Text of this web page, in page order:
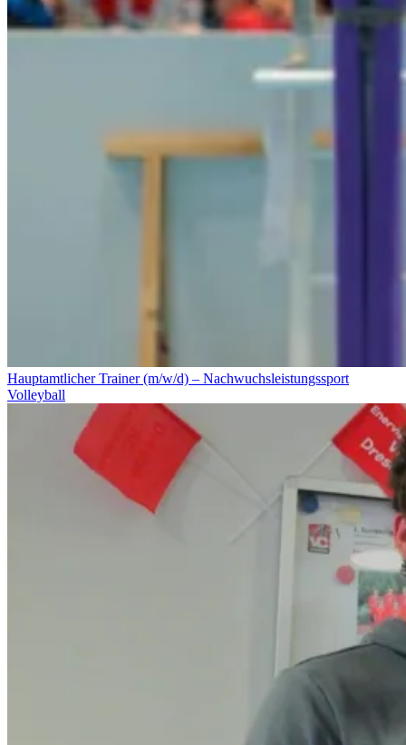
Hauptamtlicher Trainer (m/w/d) – Nachwuchsleistungssport
Volleyball